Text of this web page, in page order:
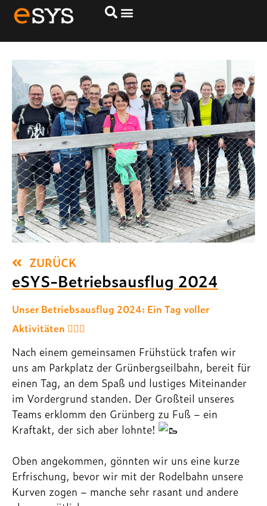
eSYS-Betriebsausflug 2024
ZURÜCK
eSYS-Betriebsausflug 2024
Unser Betriebsausflug 2024: Ein Tag voller
Aktivitäten 🚶‍♀‍🌞
Nach einem gemeinsamen Frühstück trafen wir
uns am Parkplatz der Grünbergseilbahn, bereit für
einen Tag, an dem Spaß und lustiges Miteinander
im Vordergrund standen. Der Großteil unseres
Teams erklomm den Grünberg zu Fuß – ein
Kraftakt, der sich aber lohnte!
Oben angekommen, gönnten wir uns eine kurze
Erfrischung, bevor wir mit der Rodelbahn unsere
Kurven zogen – manche sehr rasant und andere